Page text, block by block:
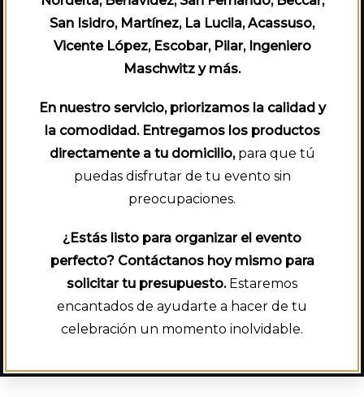
San Isidro, Martínez, La Lucila, Acassuso,
Vicente López, Escobar, Pilar, Ingeniero
Maschwitz y más.
En nuestro servicio, priorizamos la calidad y
la comodidad. Entregamos los productos
directamente a tu domicilio,para que tú
puedas disfrutar de tu evento sin
preocupaciones.
¿Estás listo para organizar el evento
perfecto? Contáctanos hoy mismo para
solicitar tu presupuesto.Estaremos
encantados de ayudarte a hacer de tu
celebración un momento inolvidable.